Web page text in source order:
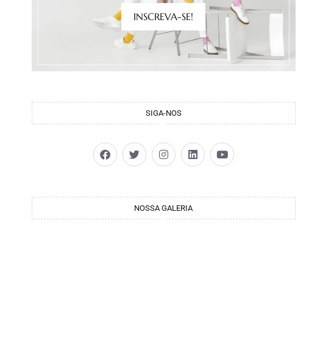
INSCREVA-SE!
SIGA-NOS
NOSSA GALERIA